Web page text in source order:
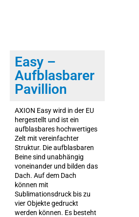
Easy –
Aufblasbarer
Pavillion
AXION Easy wird in der EU
hergestellt und ist ein
aufblasbares hochwertiges
Zelt mit vereinfachter
Struktur. Die aufblasbaren
Beine sind unabhängig
voneinander und bilden das
Dach. Auf dem Dach
können mit
Sublimationsdruck bis zu
vier Objekte gedruckt
werden können. Es besteht